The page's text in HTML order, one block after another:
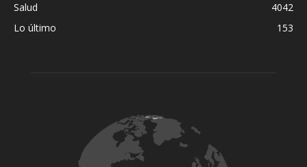
Salud
4042
Lo último
153